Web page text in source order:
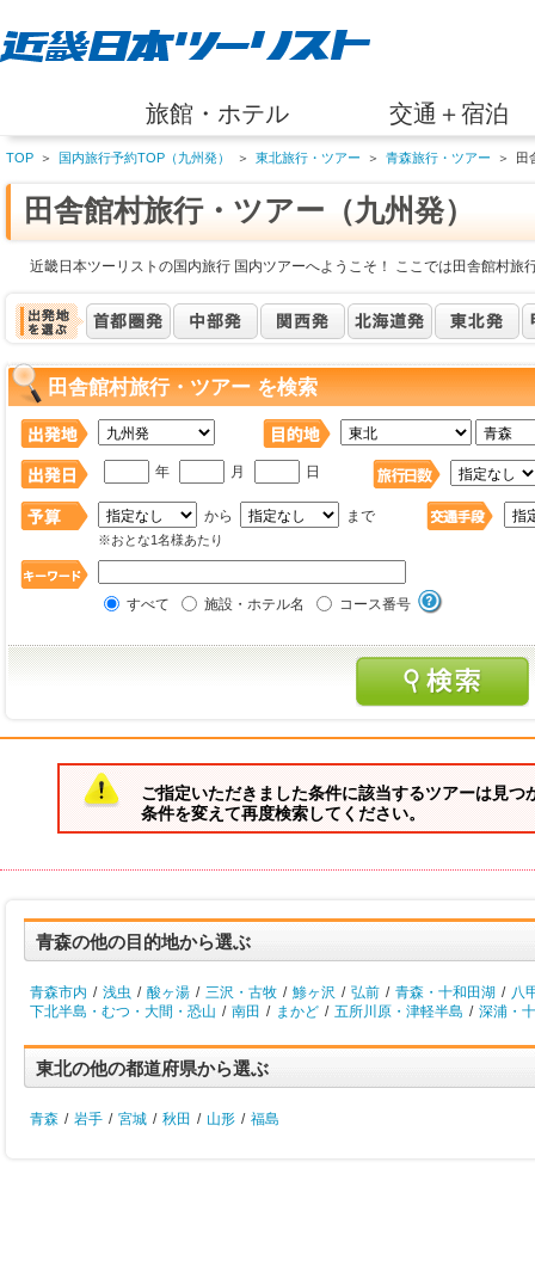
旅館・ホテル 交通＋宿泊
TOP ＞ 国内旅行予約TOP（九州発） ＞ 東北旅行・ツアー ＞ 青森旅行・ツアー ＞ 田
田舎館村旅行・ツアー（九州発）
近畿日本ツーリストの国内旅行 国内ツアーへようこそ！ ここでは田舎館村旅
田舎館村旅行・ツアー を検索
年 月 日
から まで
※おとな1名様あたり
すべて 施設・ホテル名 コース番号
ご指定いただきました条件に該当するツアーは見つ
条件を変えて再度検索してください。
青森の他の目的地から選ぶ
青森市内 / 浅虫 / 酸ヶ湯 / 三沢・古牧 / 鯵ヶ沢 / 弘前 / 青森・十和田湖 / 八
下北半島・むつ・大間・恐山 / 南田 / まかど / 五所川原・津軽半島 / 深浦・
東北の他の都道府県から選ぶ
青森 / 岩手 / 宮城 / 秋田 / 山形 / 福島